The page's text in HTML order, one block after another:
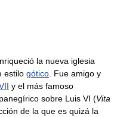
la nueva iglesia
estilo gótico. Fue amigo y
y el más famoso
sobre Luis VI (Vita
de la que es quizá la